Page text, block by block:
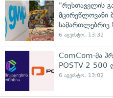
"რუსთაველის
მცირეწლოვანი
სამართლებრივ
6 აგვისტო, 13:32
ComCom-მა
POSTV 2 500
6 აგვისტო, 13:02